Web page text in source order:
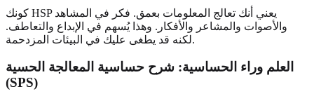
كونك HSP يعني أنك تعالج المعلومات بعمق. فكر في المشاهد
والأصوات والمشاعر والأفكار. وهذا يُسهم في الإبداع والتعاطف.
لكنه قد يطغى عليك في البيئات المزدحمة.
العلم وراء الحساسية: شرح حساسية المعالجة الحسية
(SPS)